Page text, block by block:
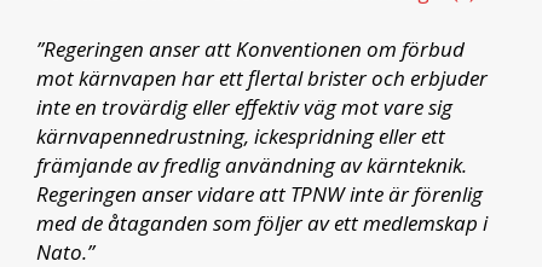
”Regeringen anser att Konventionen om förbud
mot kärnvapen har ett flertal brister och erbjuder
inte en trovärdig eller effektiv väg mot vare sig
kärnvapennedrustning, ickespridning eller ett
främjande av fredlig användning av kärnteknik.
Regeringen anser vidare att TPNW inte är förenlig
med de åtaganden som följer av ett medlemskap i
Nato.”